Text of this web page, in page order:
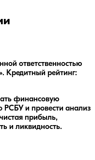
ответственностью
Кредитный рейтинг:
финансовую
и провести анализ
прибыль,
и ликвидность.